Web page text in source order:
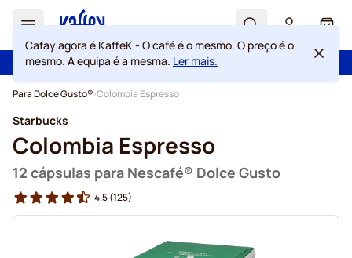
Ir para o Conteúdo
Search Cart
Portes grátis acima de 49 €
100 dias de direito de rescisão
Cafay agora é KaffeK - O café é o mesmo. O preço é o
mesmo. A equipa é a mesma. Ler mais.
Para Dolce Gusto® Colombia Espresso
Starbucks
Colombia Espresso
12 cápsulas para Nescafé® Dolce Gusto
4.5(125)